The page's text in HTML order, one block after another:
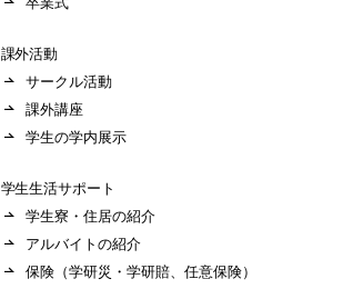
課外活動
サークル活動
課外講座
学生の学内展示
学生生活サポート
学生寮・住居の紹介
アルバイトの紹介
保険（学研災・学研賠、任意保険）